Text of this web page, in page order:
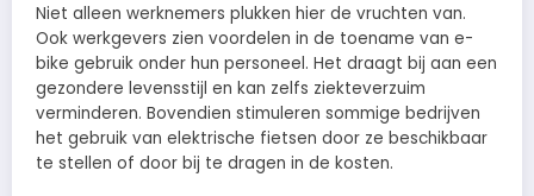
Niet alleen werknemers plukken hier de vruchten van.
Ook werkgevers zien voordelen in de toename van e-
bike gebruik onder hun personeel. Het draagt bij aan een
gezondere levensstijl en kan zelfs ziekteverzuim
verminderen. Bovendien stimuleren sommige bedrijven
het gebruik van elektrische fietsen door ze beschikbaar
te stellen of door bij te dragen in de kosten.